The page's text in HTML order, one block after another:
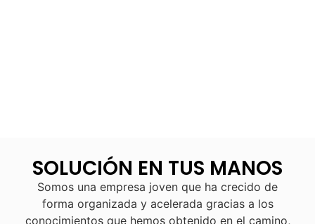
SOLUCIÓN EN TUS MANOS
Somos una empresa joven que ha crecido de
forma organizada y acelerada gracias a los
conocimientos que hemos obtenido en el camino,